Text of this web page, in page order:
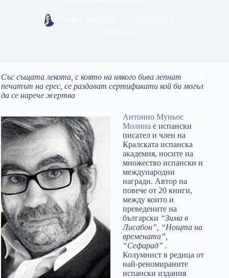
Със същата лекота, с която на някого бива лепнат
печатът на ерес, се раздават сертификати кой би могъл
да се нарече жертва
Антонио Муньос
Молина е испански
писател и член на
Кралската испанска
академия, носите на
множество испански и
международни
награди. Автор на
повече от 20 книги,
между които и
преведените на
български “Зима в
Лисабон”, “Нощта на
времената”,
“Сефарад” .
Колумнист в редица от
най-реномираните
испански издания